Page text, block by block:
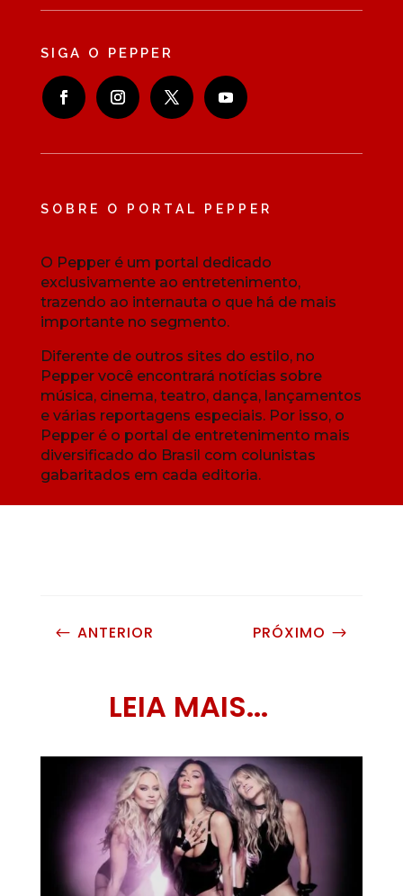
SIGA O PEPPER
SOBRE O PORTAL PEPPER
O Pepper é um portal dedicado
exclusivamente ao entretenimento,
trazendo ao internauta o que há de mais
importante no segmento.
Diferente de outros sites do estilo, no
Pepper você encontrará notícias sobre
música, cinema, teatro, dança, lançamentos
e várias reportagens especiais. Por isso, o
Pepper é o portal de entretenimento mais
diversificado do Brasil com colunistas
gabaritados em cada editoria.
# ANTERIOR PRÓXIMO $
LEIA MAIS...